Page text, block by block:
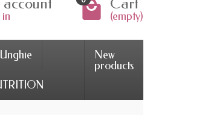
(empty)
Unghie
New
products